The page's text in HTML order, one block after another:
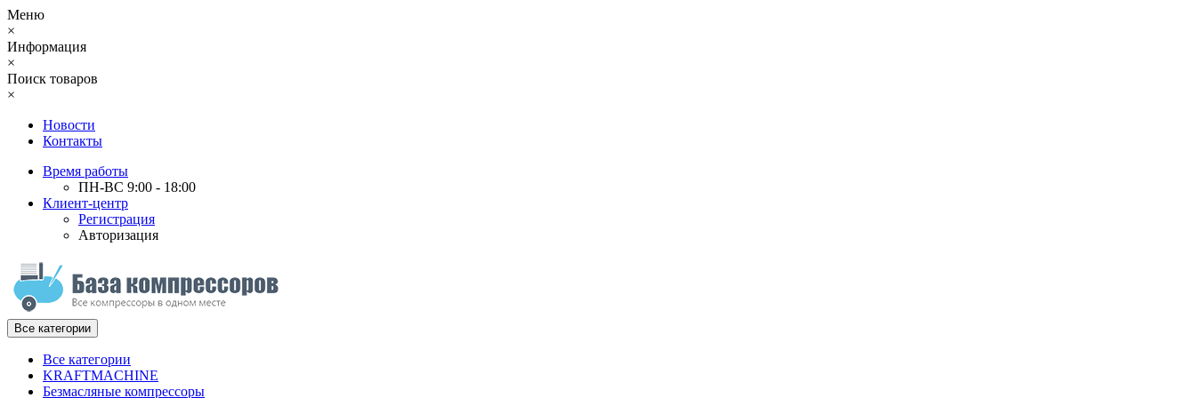
Меню
×
Информация
×
Поиск товаров
×
Новости
Контакты
Время работы
ПН-ВС 9:00 - 18:00
Клиент-центр
Регистрация
Авторизация
Все категории
Все категории
KRAFTMACHINE
Безмасляные компрессоры